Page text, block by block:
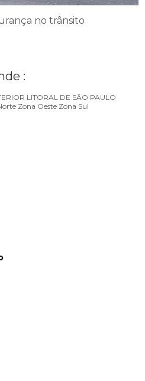
no trânsito
:
LITORAL DE SÃO PAULO
Zona Oeste Zona Sul